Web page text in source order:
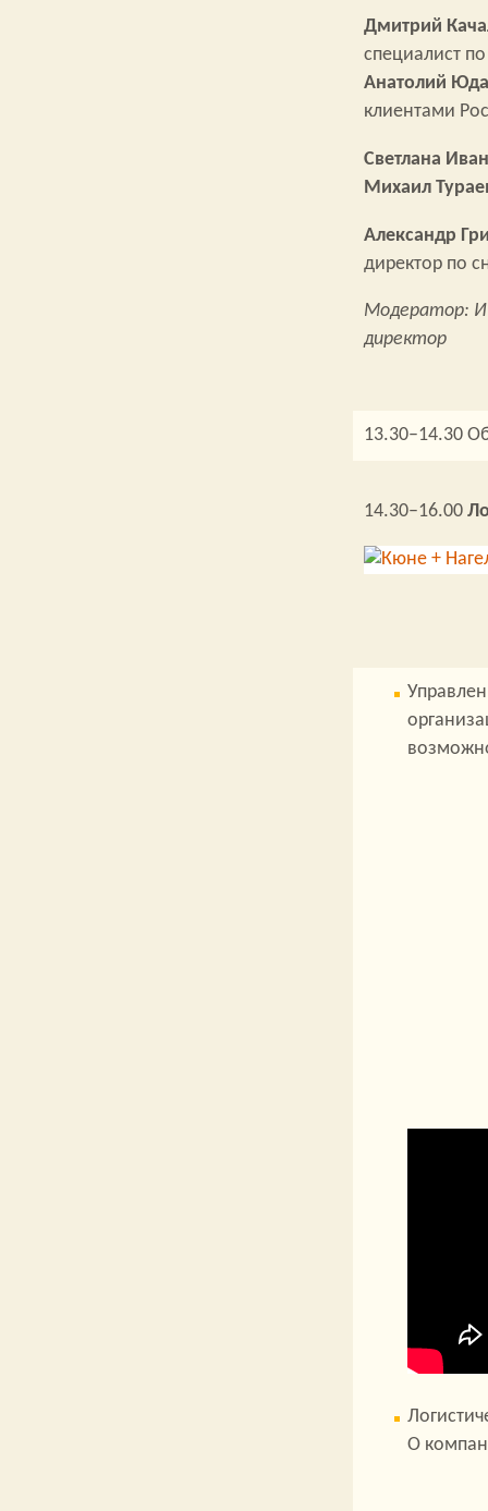
Дмитрий
специалист
Анатолий
клиентами
Светлана
Михаил
Александр
директор по
Модератор:
директор
13.30–14.30
14.30–16.00
О